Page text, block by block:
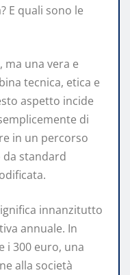
E quali sono le
ma una vera e
tecnica, etica e
aspetto incide
di
in un percorso
standard
innanzitutto
annuale. In
i 300 euro, una
alla società